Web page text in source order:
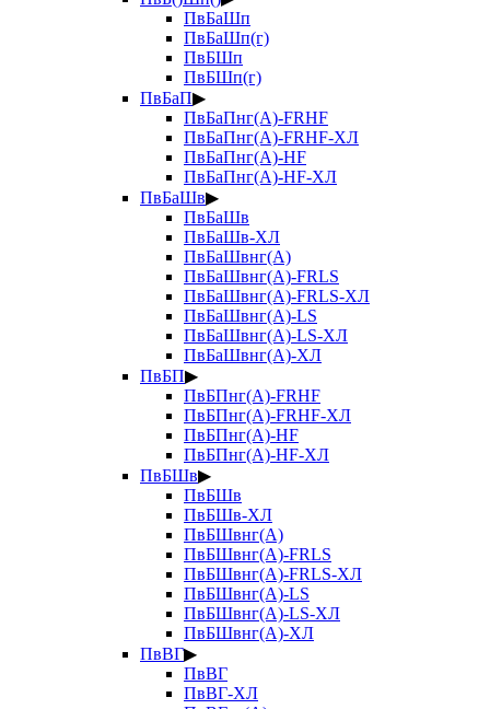
ПвБаШп
ПвБаШп(г)
ПвБШп
ПвБШп(г)
ПвБаП▶
ПвБаПнг(А)-FRHF
ПвБаПнг(А)-FRHF-ХЛ
ПвБаПнг(А)-HF
ПвБаПнг(А)-HF-ХЛ
ПвБаШв▶
ПвБаШв
ПвБаШв-ХЛ
ПвБаШвнг(А)
ПвБаШвнг(А)-FRLS
ПвБаШвнг(А)-FRLS-ХЛ
ПвБаШвнг(А)-LS
ПвБаШвнг(А)-LS-ХЛ
ПвБаШвнг(А)-ХЛ
ПвБП▶
ПвБПнг(А)-FRHF
ПвБПнг(А)-FRHF-ХЛ
ПвБПнг(А)-HF
ПвБПнг(А)-HF-ХЛ
ПвБШв▶
ПвБШв
ПвБШв-ХЛ
ПвБШвнг(А)
ПвБШвнг(А)-FRLS
ПвБШвнг(А)-FRLS-ХЛ
ПвБШвнг(А)-LS
ПвБШвнг(А)-LS-ХЛ
ПвБШвнг(А)-ХЛ
ПвВГ▶
ПвВГ
ПвВГ-ХЛ